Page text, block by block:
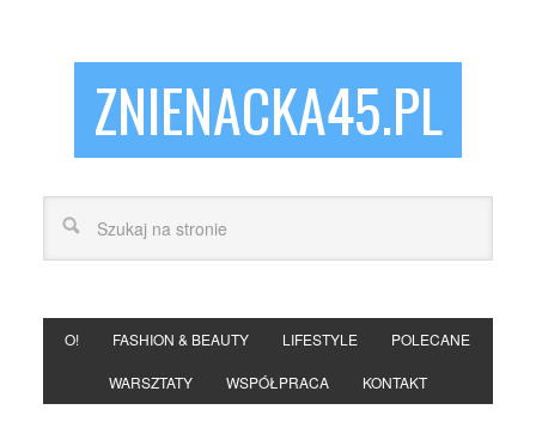
ZNIENACKA45.PL
O! FASHION & BEAUTY LIFESTYLE POLECANE
WARSZTATY WSPÓŁPRACA KONTAKT